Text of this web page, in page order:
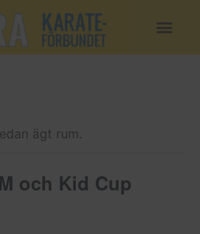
ägt rum.
och Kid Cup